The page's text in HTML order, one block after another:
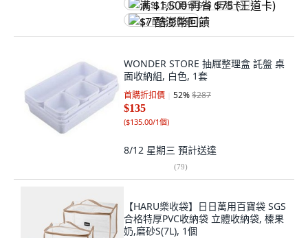
满 $1,500 再省 $75 (王道卡)
$7 酷澎幣回饋
WONDER STORE 抽屜整理盒 託盤 桌
面收納組, 白色, 1套
首購折扣價 52%$287
$135
($135.00/1個)
8/12 星期三 預計送達
(79)
【HARU樂收袋】日日萬用百寶袋 SGS
合格特厚PVC收納袋 立體收納袋, 榛果
奶,磨砂S(7L), 1個